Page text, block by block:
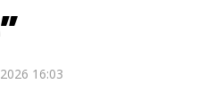
16:03